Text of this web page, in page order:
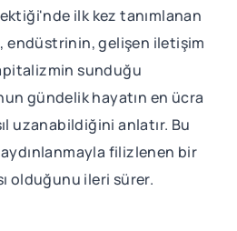
ilk kez tanımlanan
endüstrinin, gelişen iletişim
sunduğu
gündelik hayatın en ücra
uzanabildiğini anlatır. Bu
filizlenen bir
olduğunu ileri sürer.